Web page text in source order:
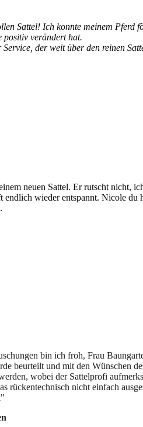
Sattel! Ich konnte meinem Pferd
positiv verändert hat.
Service, der weit über den reinen
neuen Sattel. Er rutscht nicht,
endlich wieder entspannt. Nicole
bin ich froh, Frau
beurteilt und mit den Wünschen
wobei der Sattelprofi
rückentechnisch nicht einfach